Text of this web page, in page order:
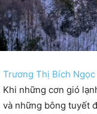
Trương Thị Bích Ngọc
Khi những cơn gió
và những bông tuyết